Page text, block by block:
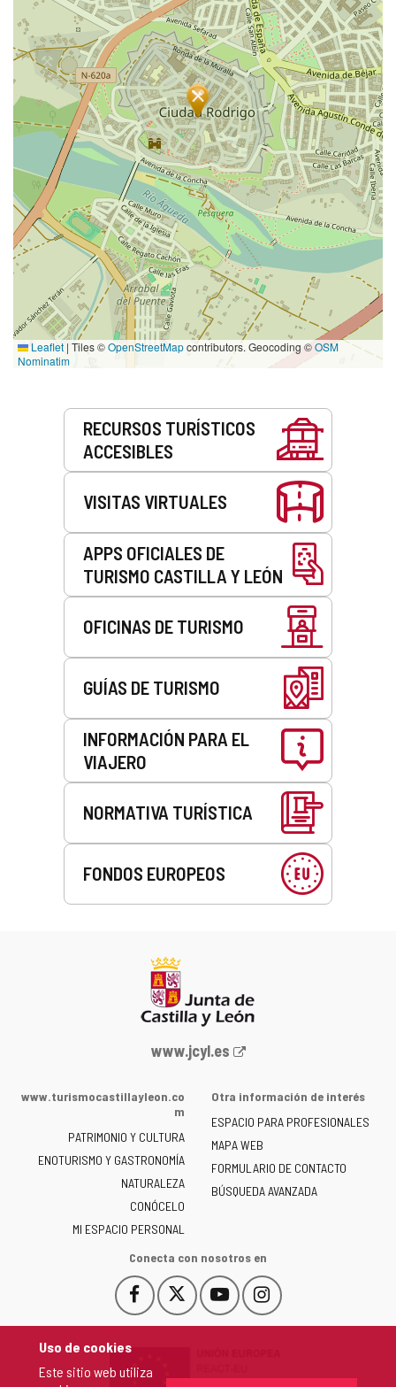
Uso de cookies
Este sitio web utiliza
Leaflet | Tiles ©OpenStreetMapcontributors. Geocoding ©OSM
Nominatim
RECURSOS TURÍSTICOS
ACCESIBLES
VISITAS VIRTUALES
APPS OFICIALES DE
TURISMO CASTILLA Y LEÓN
OFICINAS DE TURISMO
GUÍAS DE TURISMO
INFORMACIÓN PARA EL
VIAJERO
NORMATIVA TURÍSTICA
FONDOS EUROPEOS
Portal
la
de
Castilla
y
León
-
www.jcyl.es
www.turismocastillayleon.co
m
PATRIMONIO Y CULTURA
ENOTURISMO Y GASTRONOMÍA
NATURALEZA
CONÓCELO
MI ESPACIO PERSONAL
Otra información de interés
ESPACIO PARA PROFESIONALES
MAPA WEB
FORMULARIO DE CONTACTO
BÚSQUEDA AVANZADA
Conecta con nosotros en
Facebook
Este
enlace
en
Este
enlace
YouTube
Este
enlace
Instagram
Este
enlace